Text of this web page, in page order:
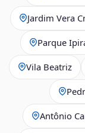
Jardim Vera
Parque
Vila Beatriz
Antônio